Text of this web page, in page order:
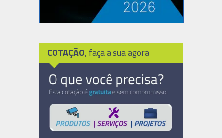
COTAÇÃO, faça a sua agora